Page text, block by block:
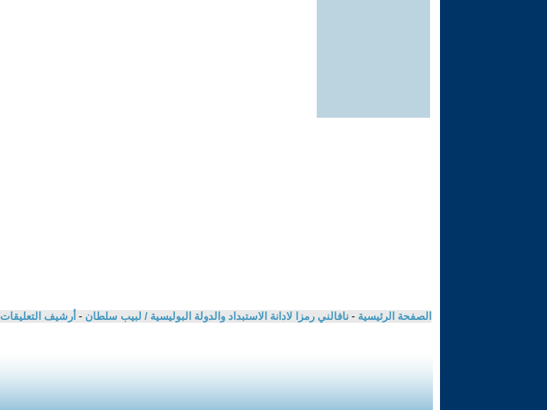
الصفحة الرئيسية - نافالني رمزا لادانة الاستبداد والدولة البوليسية / لبيب سلطان - أرشيف التعليقات